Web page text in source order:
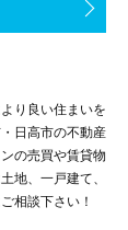
ご紹介しまし
どかかるのが一
す。引渡し日
際に依頼する
、無料で依頼
り良い住まいを
日高市の不動産
の売買や賃貸物
地、一戸建て、
相談下さい！